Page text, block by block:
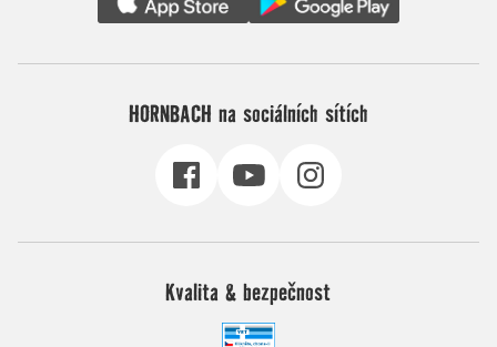
HORNBACH na sociálních sítích
Kvalita & bezpečnost